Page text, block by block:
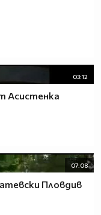
03:12
Асистенка
07:08
Пловдив